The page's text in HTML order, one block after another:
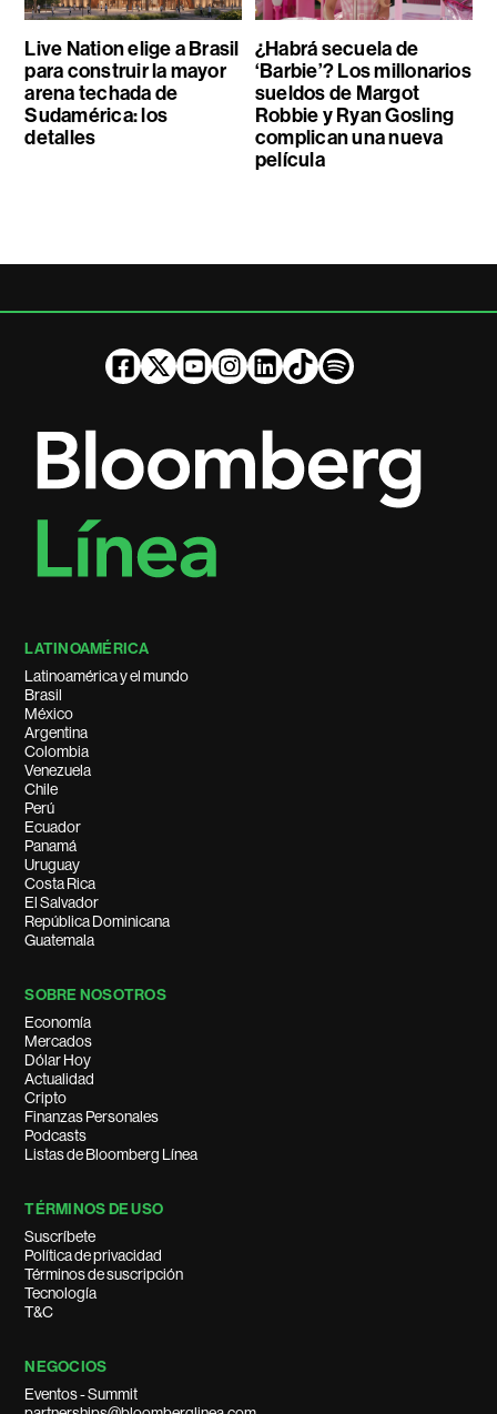
Live Nation elige a Brasil
para construir la mayor
arena techada de
Sudamérica: los
detalles
¿Habrá secuela de
‘Barbie’? Los millonarios
sueldos de Margot
Robbie y Ryan Gosling
complican una nueva
película
LATINOAMÉRICA
Latinoamérica y el mundo
Brasil
México
Argentina
Colombia
Venezuela
Chile
Perú
Ecuador
Panamá
Uruguay
Costa Rica
El Salvador
República Dominicana
Guatemala
SOBRE NOSOTROS
Economía
Mercados
Dólar Hoy
Actualidad
Cripto
Finanzas Personales
Podcasts
Listas de Bloomberg Línea
TÉRMINOS DE USO
Suscríbete
Política de privacidad
Términos de suscripción
Tecnología
T&C
NEGOCIOS
Eventos - Summit